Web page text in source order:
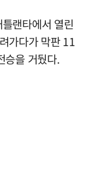
랜타에서 열린
가다가 막판 11
승을 거뒀다.